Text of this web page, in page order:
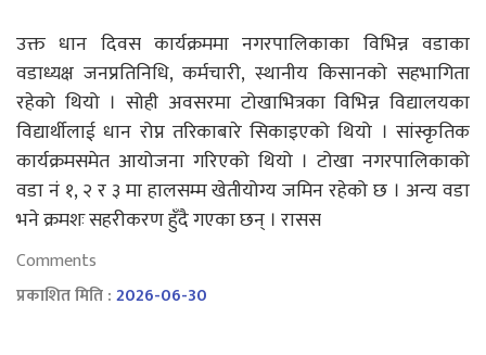
उक्त धान दिवस कार्यक्रममा नगरपालिकाका विभिन्न वडाका
वडाध्यक्ष जनप्रतिनिधि, कर्मचारी, स्थानीय किसानको सहभागिता
रहेको थियो । सोही अवसरमा टोखाभित्रका विभिन्न विद्यालयका
विद्यार्थीलाई धान रोप्न तरिकाबारे सिकाइएको थियो । सांस्कृतिक
कार्यक्रमसमेत आयोजना गरिएको थियो । टोखा नगरपालिकाको
वडा नं १, २ र ३ मा हालसम्म खेतीयोग्य जमिन रहेको छ । अन्य वडा
भने क्रमशः सहरीकरण हुँदै गएका छन् । रासस
Comments
प्रकाशित मिति :2026-06-30